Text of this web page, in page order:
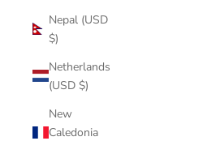
Nepal (USD
$)
Netherlands
(USD $)
New
Caledonia